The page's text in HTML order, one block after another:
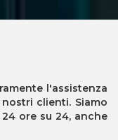
l'assistenza
clienti. Siamo
ore su 24, anche